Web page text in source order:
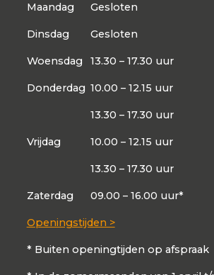
Maandag Gesloten
Dinsdag Gesloten
Woensdag 13.30 – 17.30 uur
Donderdag 10.00 – 12.15 uur
13.30 – 17.30 uur
Vrijdag 10.00 – 12.15 uur
13.30 – 17.30 uur
Zaterdag 09.00 – 16.00 uur*
Openingstijden >
* Buiten openingtijden op afspraak